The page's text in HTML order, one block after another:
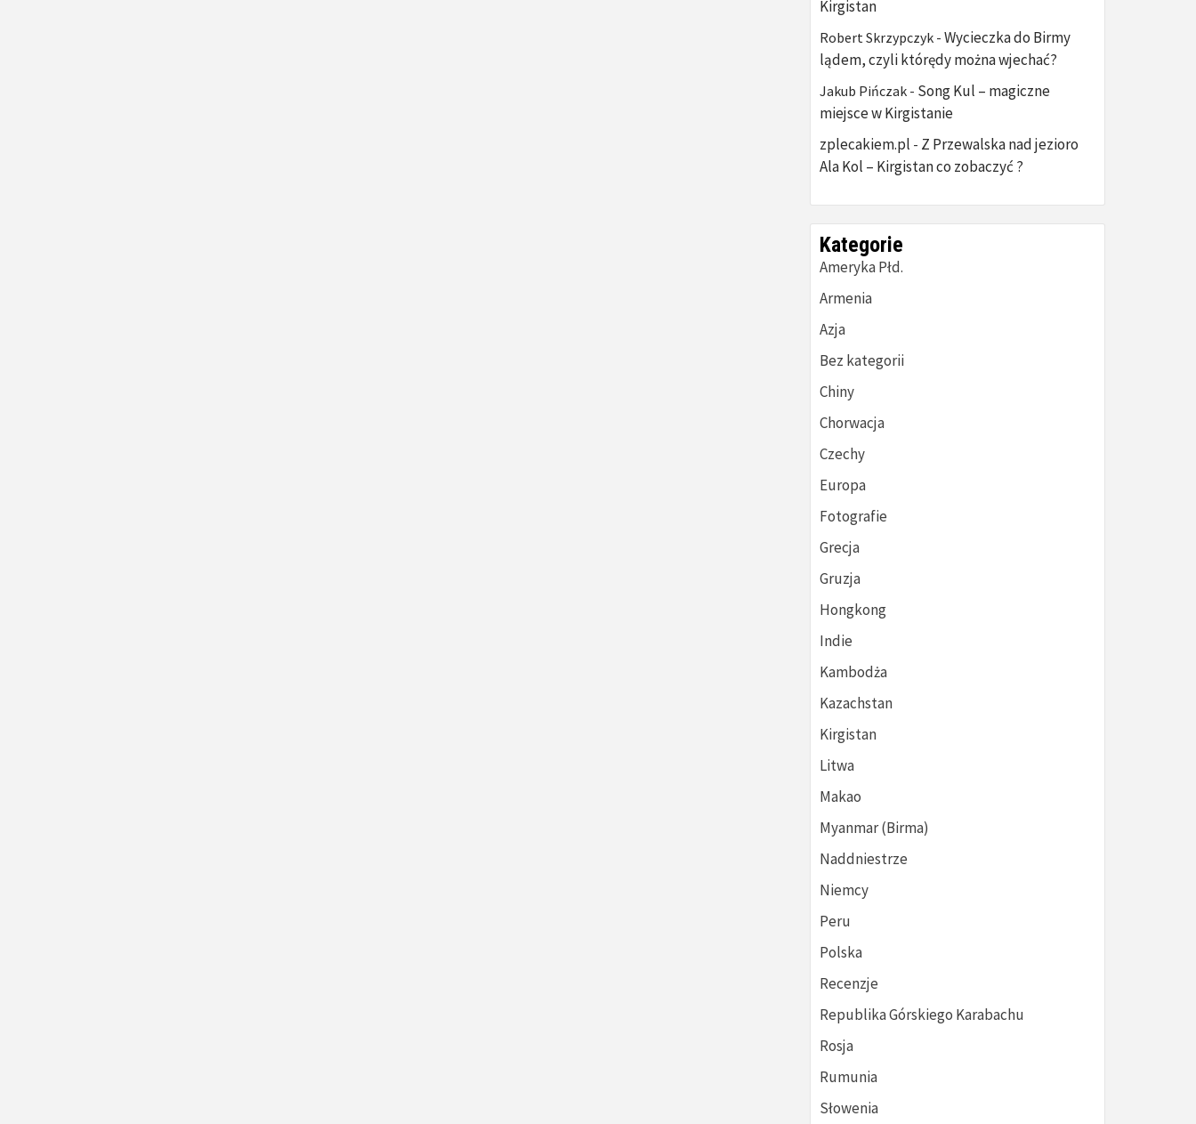
Kirgistan
Robert Skrzypczyk - Wycieczka do Birmy
lądem, czyli którędy można wjechać?
Jakub Pińczak - Song Kul – magiczne
miejsce w Kirgistanie
zplecakiem.pl - Z Przewalska nad jezioro
Ala Kol – Kirgistan co zobaczyć ?
Kategorie
Ameryka Płd.
Armenia
Azja
Bez kategorii
Chiny
Chorwacja
Czechy
Europa
Fotografie
Grecja
Gruzja
Hongkong
Indie
Kambodża
Kazachstan
Kirgistan
Litwa
Makao
Myanmar (Birma)
Naddniestrze
Niemcy
Peru
Polska
Recenzje
Republika Górskiego Karabachu
Rosja
Rumunia
Słowenia